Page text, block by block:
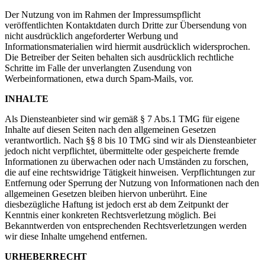
Der Nutzung von im Rahmen der Impressumspflicht
veröffentlichten Kontaktdaten durch Dritte zur Übersendung von
nicht ausdrücklich angeforderter Werbung und
Informationsmaterialien wird hiermit ausdrücklich widersprochen.
Die Betreiber der Seiten behalten sich ausdrücklich rechtliche
Schritte im Falle der unverlangten Zusendung von
Werbeinformationen, etwa durch Spam-Mails, vor.
INHALTE
Als Diensteanbieter sind wir gemäß § 7 Abs.1 TMG für eigene
Inhalte auf diesen Seiten nach den allgemeinen Gesetzen
verantwortlich. Nach §§ 8 bis 10 TMG sind wir als Diensteanbieter
jedoch nicht verpflichtet, übermittelte oder gespeicherte fremde
Informationen zu überwachen oder nach Umständen zu forschen,
die auf eine rechtswidrige Tätigkeit hinweisen. Verpflichtungen zur
Entfernung oder Sperrung der Nutzung von Informationen nach den
allgemeinen Gesetzen bleiben hiervon unberührt. Eine
diesbezügliche Haftung ist jedoch erst ab dem Zeitpunkt der
Kenntnis einer konkreten Rechtsverletzung möglich. Bei
Bekanntwerden von entsprechenden Rechtsverletzungen werden
wir diese Inhalte umgehend entfernen.
URHEBERRECHT